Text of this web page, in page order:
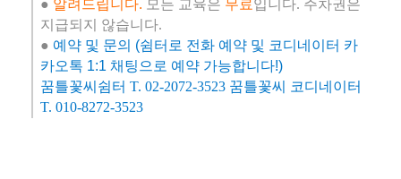
● 알려드립니다. 모든 교육은 무료입니다. 주차권은
지급되지 않습니다.
● 예약 및 문의 (쉼터로 전화 예약 및 코디네이터 카
카오톡 1:1 채팅으로 예약 가능합니다!)
꿈틀꽃씨쉼터 T. 02-2072-3523 꿈틀꽃씨 코디네이터
T. 010-8272-3523